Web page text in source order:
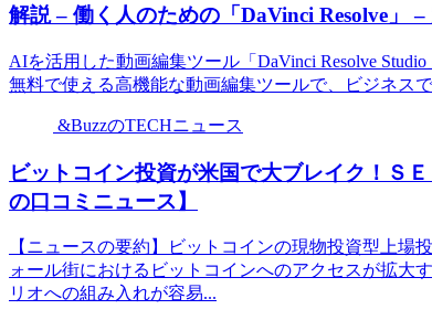
解説 – 働く人のための「DaVinci Resolve」 –
AIを活用した動画編集ツール「DaVinci Resolve
無料で使える高機能な動画編集ツールで、ビジネス
&BuzzのTECHニュース
ビットコイン投資が米国で大ブレイク！Ｓ
の口コミニュース】
【ニュースの要約】ビットコインの現物投資型上場
ォール街におけるビットコインへのアクセスが拡大
リオへの組み入れが容易...